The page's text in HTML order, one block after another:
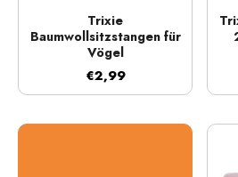
Trixie
Baumwollsitzstangen für
Vögel
€2,99